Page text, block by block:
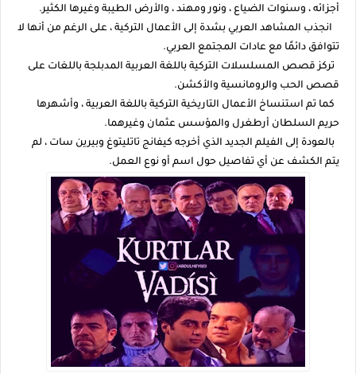
أجزائه ، وسنوات الضياع ، ونور ومهند ، والأرض الطيبة وغيرها الكثير.
انجذب المشاهد العربي بشدة إلى الأعمال التركية ، على الرغم من أنها لا
تتوافق دائمًا مع عادات المجتمع العربي.
تركز قصص المسلسلات التركية باللغة العربية المدبلجة باللغات على
قصص الحب والرومانسية والأكشن.
كما تم استنساخ الأعمال التاريخية التركية باللغة العربية ، وأشهرها
حريم السلطان أرطغرل والمؤسس عثمان وغيرهما.
بالعودة إلى الفيلم الجديد الذي أخرجه كيفانج تاتليتوغ وبيرين سات ، لم
يتم الكشف عن أي تفاصيل حول اسم أو نوع العمل.